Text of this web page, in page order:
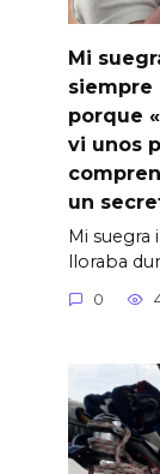
Mi
siempre
porque
vi unos
un
Mi suegra
lloraba
0